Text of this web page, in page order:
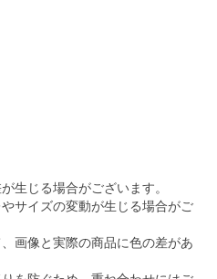
生じる場合がございます。
サイズの変動が生じる場合がご
画像と実際の商品に色の差があ